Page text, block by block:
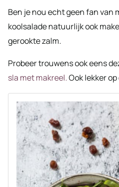
Ben je nou echt geen fan van
koolsalade natuurlijk ook
gerookte zalm.
Probeer trouwens ook eens
sla met makreel.Ook lekker